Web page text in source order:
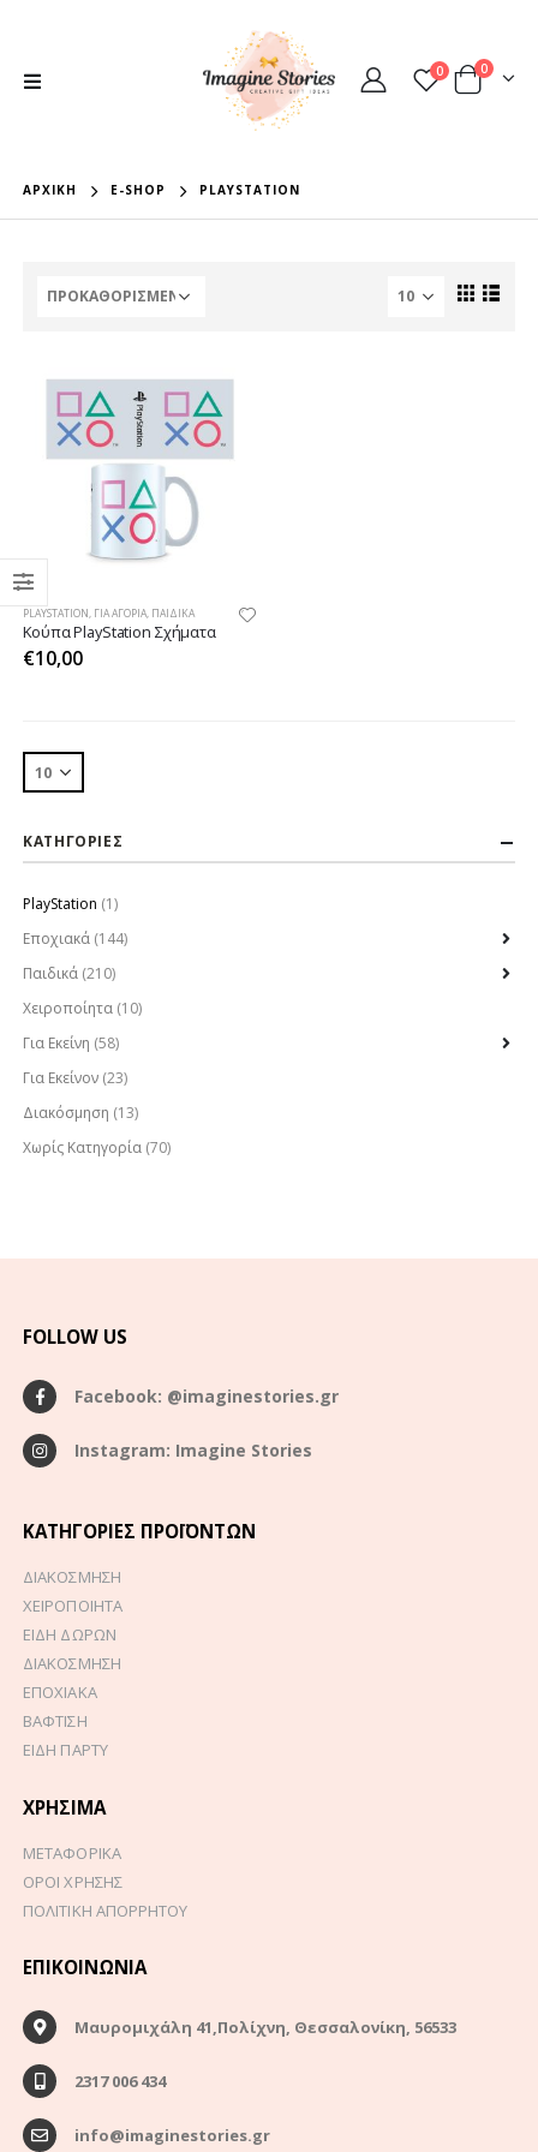
0 0
ΑΡΧΙΚΉ E-SHOP PLAYSTATION
PLAYSTATION, ΓΙΑ ΑΓΌΡΙΑ, ΠΑΙΔΙΚΆ
Κούπα PlayStation Σχήματα
€10,00
ΚΑΤΗΓΟΡΙΕΣ
PlayStation (1)
Εποχιακά (144)
Παιδικά (210)
Χειροποίητα (10)
Για Εκείνη (58)
Για Εκείνον (23)
Διακόσμηση (13)
Χωρίς Κατηγορία (70)
FOLLOW US
Facebook: @imaginestories.gr
Instagram: Imagine Stories
ΚΑΤΗΓΟΡΊΕΣ ΠΡΟΪΌΝΤΩΝ
ΔΙΑΚΟΣΜΗΣΗ
ΧΕΙΡΟΠΟΙΗΤΑ
ΕΙΔΗ ΔΩΡΩΝ
ΔΙΑΚΟΣΜΗΣΗ
ΕΠΟΧΙΑΚΑ
ΒΑΦΤΙΣΗ
ΕΙΔΗ ΠΑΡΤΥ
ΧΡΉΣΙΜΑ
ΜΕΤΑΦΟΡΙΚΑ
ΟΡΟΙ ΧΡΗΣΗΣ
ΠΟΛΙΤΙΚΗ ΑΠΟΡΡΗΤΟΥ
ΕΠΙΚΟΙΝΩΝΊΑ
Μαυρομιχάλη 41,Πολίχνη, Θεσσαλονίκη, 56533
2317 006 434
info@imaginestories.gr